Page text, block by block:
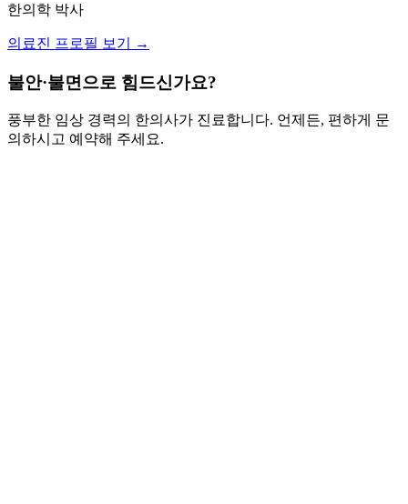
한의학 박사
의료진 프로필 보기 →
불안·불면으로 힘드신가요?
풍부한 임상 경력의 한의사가 진료합니다. 언제든, 편하게 문
의하시고 예약해 주세요.